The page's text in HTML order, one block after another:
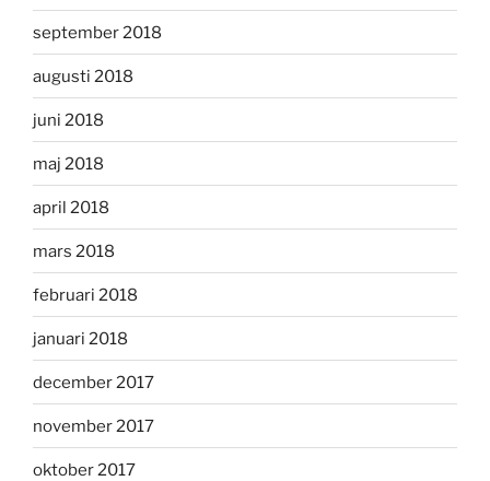
september 2018
augusti 2018
juni 2018
maj 2018
april 2018
mars 2018
februari 2018
januari 2018
december 2017
november 2017
oktober 2017